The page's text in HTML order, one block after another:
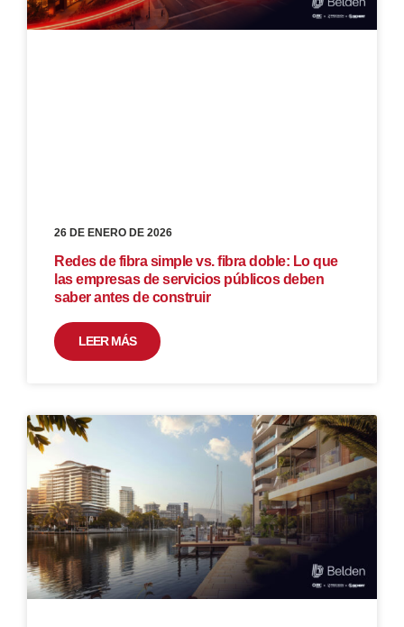
Redes de fibra simple vs. fibra doble: Lo que
las empresas de servicios públicos deben
saber antes de construir
LEER MÁS
26 DE ENERO DE 2026